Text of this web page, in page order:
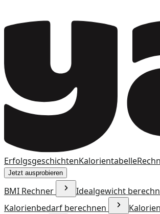
ErfolgsgeschichtenKalorientabelle
Jetzt ausprobieren
BMI Rechner
Idealgewicht
Kalorienbedarf berechnen